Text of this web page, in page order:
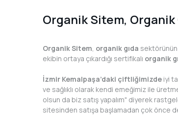
399,99 TL
Organik Sitem, Organik
Organik Sitem, organik gıda sektörünün
ekibin ortaya çıkardığı sertifikalı organik
İzmir Kemalpaşa’daki çiftliğimizde iyi
ve sağlıklı olarak kendi emeğimiz ile
olsun da biz satış yapalım" diyerek
sitesinden satışa başlamadan çok önce